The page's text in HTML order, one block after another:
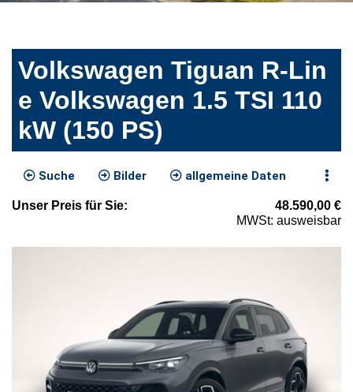
Volkswagen Tiguan R-Lin
e Volkswagen 1.5 TSI 110
kW (150 PS)
Suche Bilder allgemeine Daten
Unser Preis für Sie: 48.590,00 €
MWSt: ausweisbar